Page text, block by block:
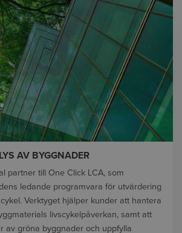
AV BYGGNADER
partner till One Click LCA, som
ledande programvara för utvärdering
Verktyget hjälper kunder att hantera
livscykelpåverkan, samt att
av gröna byggnader och uppfylla